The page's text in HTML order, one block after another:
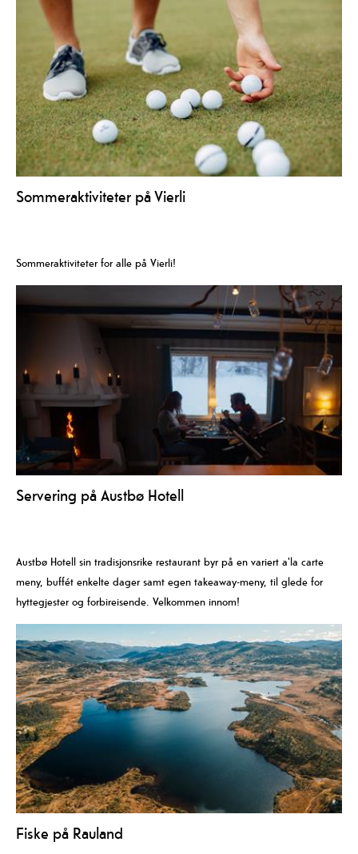
Sommeraktiviteter på Vierli
Sommeraktiviteter for alle på Vierli!
Servering på Austbø Hotell
Austbø Hotell sin tradisjonsrike restaurant byr på en variert a'la carte
meny, buffét enkelte dager samt egen takeaway-meny, til glede for
hyttegjester og forbireisende. Velkommen innom!
Fiske på Rauland